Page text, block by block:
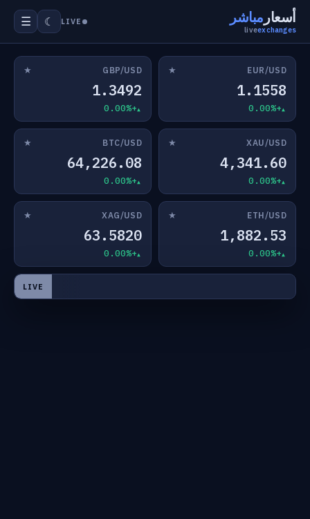
أسعار مباشر
liveexchanges
LIVE
☾
☰
EUR/USD
★
1.1558
+0.00%
GBP/USD
★
1.3492
+0.00%
XAU/USD
★
4,341.60
+0.00%
BTC/USD
★
64,226.08
+0.00%
ETH/USD
★
1,882.53
+0.00%
XAG/USD
★
63.5820
+0.00%
LIVE